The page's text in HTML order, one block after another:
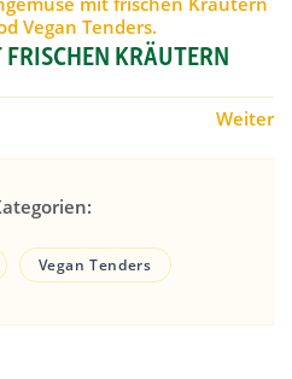
KRÄUTERN
Weiter
Vegan Tenders